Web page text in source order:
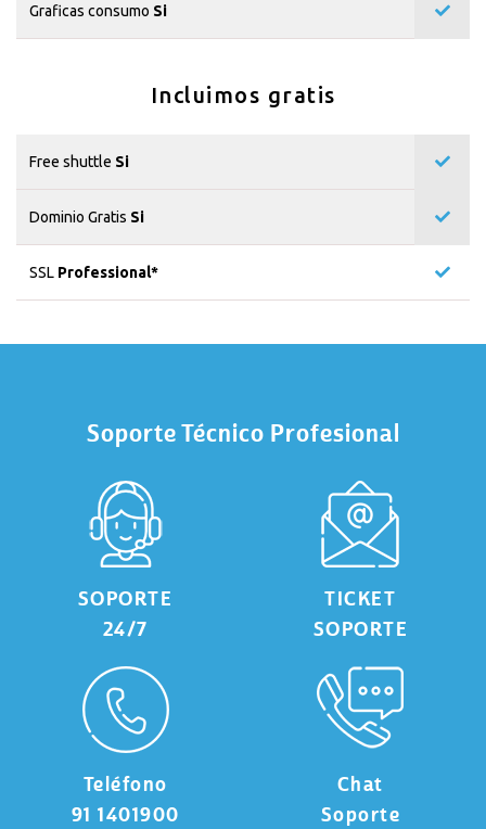
Graficas consumo Si
Incluimos gratis
Free shuttle Si
Dominio Gratis Si
SSL Professional*
Soporte Técnico Profesional
SOPORTE
24/7
TICKET
SOPORTE
Teléfono
91 1401900
Chat
Soporte